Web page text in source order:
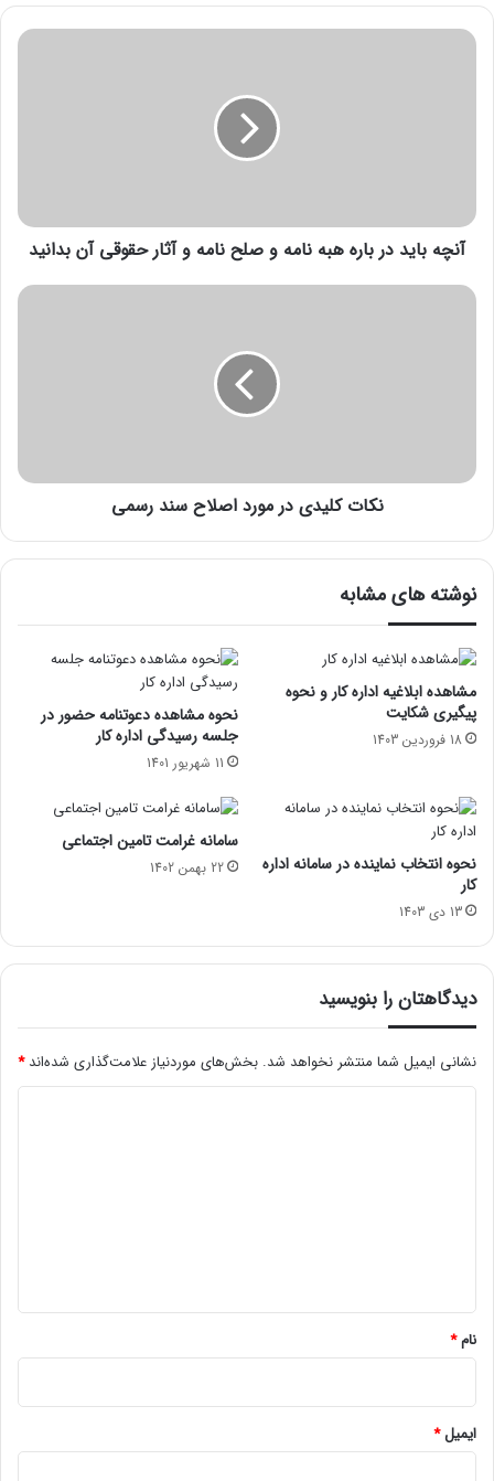
آنچه باید در باره هبه نامه و صلح نامه و آثار حقوقی آن بدانید
نکات کلیدی در مورد اصلاح سند رسمی
نوشته های مشابه
مشاهده ابلاغیه اداره کار و نحوه
پیگیری شکایت
18 فروردین 1403
نحوه مشاهده دعوتنامه حضور در
جلسه رسیدگی اداره کار
11 شهریور 1401
نحوه انتخاب نماینده در سامانه اداره
کار
13 دی 1403
سامانه غرامت تامین اجتماعی
22 بهمن 1402
دیدگاهتان را بنویسید
نشانی ایمیل شما منتشر نخواهد شد. بخش‌های موردنیاز علامت‌گذاری شده‌اند*
نام*
ایمیل*